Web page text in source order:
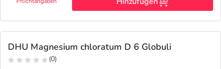
Tierapotheke
Vitamine & Mineralstoffe
Salus Deals
DHU Magnesium chloratum D 6 Globuli
(0)